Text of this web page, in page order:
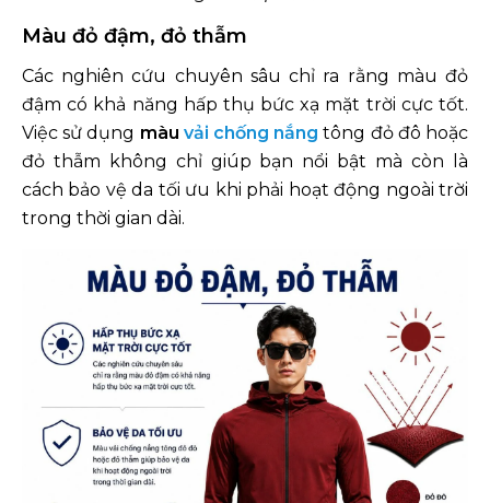
Màu đỏ đậm, đỏ thẫm
Các nghiên cứu chuyên sâu chỉ ra rằng màu đỏ
đậm có khả năng hấp thụ bức xạ mặt trời cực tốt.
Việc sử dụng màu vải chống nắng tông đỏ đô hoặc
đỏ thẫm không chỉ giúp bạn nổi bật mà còn là
cách bảo vệ da tối ưu khi phải hoạt động ngoài trời
trong thời gian dài.